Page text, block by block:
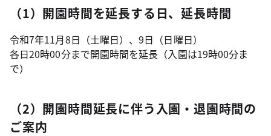
（1）開園時間を延長する日、延長時間
令和7年11月8日（土曜日）、9日（日曜日）
各日20時00分まで開園時間を延長（入園は19時00分ま
で）
（2）開園時間延長に伴う入園・退園時間の
ご案内